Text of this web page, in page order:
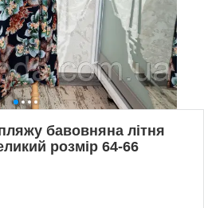
бавовняна літня
розмір 64-66